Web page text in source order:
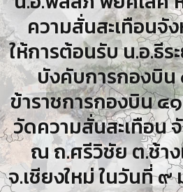
ความสั่นสะเทือนจั
ให้การต้อนรับ น.อ.ธี
บังคับการกองบิน
ข้าราชการกองบิน ๔
วัดความสั่นสะเทือน
ณ ถ.ศรีวิชัย ต.ช้าง
จ.เชียงใหม่ ในวันที่